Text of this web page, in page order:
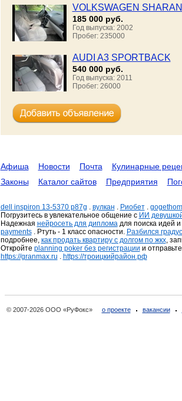
Уроженец Краснодара Никита Андриенко,
по сериалам «Знахарь» и «Пока не
«Клятва Гиппократа». На днях, ТНТ, 1-2-3
M5 Production...
VOLKSWAGEN SHARAN
185 000 руб.
Год выпуска: 2002
Пробег: 235000
AUDI A3 SPORTBACK
540 000 руб.
Год выпуска: 2011
Пробег: 26000
Афиша Новости Почта Кулинарные
Законы
Каталог сайтов Предприятия
dell inspiron 13-5370 p87g . вулкан . Риобет.
Погрузитесь в увлекательное общение с ИИ
Надежная нейросеть для дипломадля поиска идей
payments. Ртуть - 1 класс опасности. Разбился
подробнее, как продать квартиру с долгом по жкх,
Откройте planning poker без регистрации и
https://granmax.ru . https://троицкийрайон.рф
© 2007-2026 ООО «РуФокс» о проекте вакансии